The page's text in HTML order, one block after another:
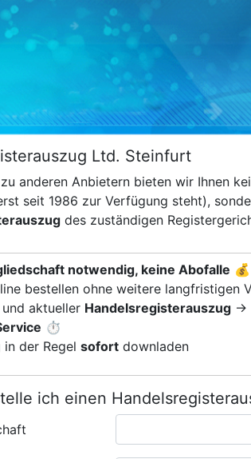
Ltd. Steinfurt
anderen Anbietern bieten wir Ihnen
seit 1986 zur Verfügung steht),
des zuständigen
notwendig, keine Abofalle 💰
bestellen ohne weitere langfristigen
und aktueller Handelsregisterauszug →
⏱️
in der Regel sofort downladen
ich einen